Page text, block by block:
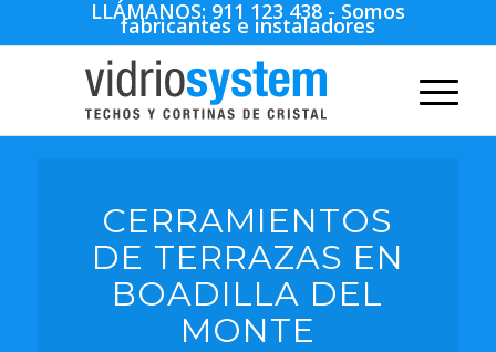
LLÁMANOS: 911 123 438 - Somos
fabricantes e instaladores
CERRAMIENTOS
DE TERRAZAS EN
BOADILLA DEL
MONTE